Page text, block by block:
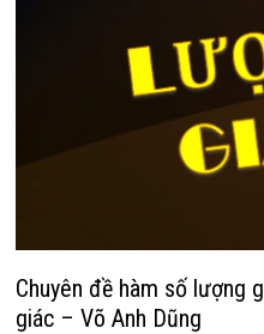
Chuyên đề hàm số lượng
giác – Võ Anh Dũng